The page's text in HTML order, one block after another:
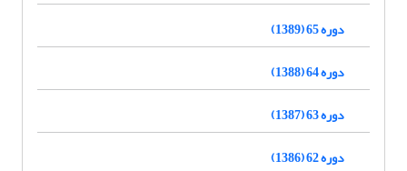
دوره 65 (1389)
دوره 64 (1388)
دوره 63 (1387)
دوره 62 (1386)